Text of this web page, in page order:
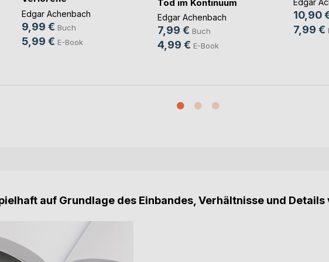
Freundschaft
Edgar Achenbach
9,99 € Buch
5,99 € E-Book
Tod im Kontinuum
Edgar Achenbach
7,99 € Buch
4,99 € E-Book
Edgar
10,90
7,99 €
auf Grundlage des Einbandes, Verhältnisse und